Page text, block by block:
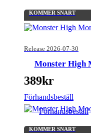
KOMMER SNART
Release 2026-07-30
Monster High
389kr
Förhandsbeställ
KOMMER SNART
Förhandsbeställ